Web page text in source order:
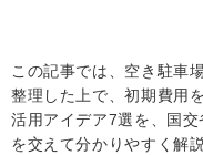
この記事では、空き駐車
整理した上で、初期費用
活用アイデア7選を、国
を交えて分かりやすく解